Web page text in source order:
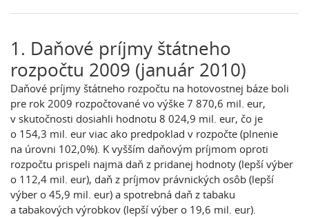
1. Daňové príjmy štátneho
rozpočtu 2009 (január 2010)
Daňové príjmy štátneho rozpočtu na hotovostnej báze boli
pre rok 2009 rozpočtované vo výške 7 870,6 mil. eur,
v skutočnosti dosiahli hodnotu 8 024,9 mil. eur, čo je
o 154,3 mil. eur viac ako predpoklad v rozpočte (plnenie
na úrovni 102,0%). K vyšším daňovým príjmom oproti
rozpočtu prispeli najmä daň z pridanej hodnoty (lepší výber
o 112,4 mil. eur), daň z príjmov právnických osôb (lepší
výber o 45,9 mil. eur) a spotrebná daň z tabaku
a tabakových výrobkov (lepší výber o 19,6 mil. eur).